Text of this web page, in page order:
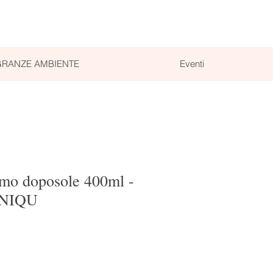
AMBIENTE Eventi
doposole 400ml -
scontato